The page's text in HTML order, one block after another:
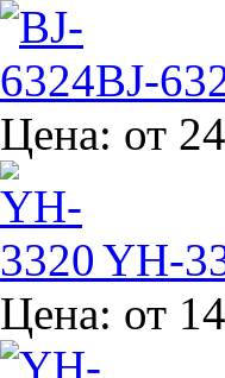
BJ-
Цена: от
YH-
Цена: от